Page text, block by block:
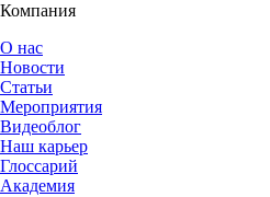
Компания
О нас
Новости
Статьи
Мероприятия
Видеоблог
Наш карьер
Глоссарий
Академия